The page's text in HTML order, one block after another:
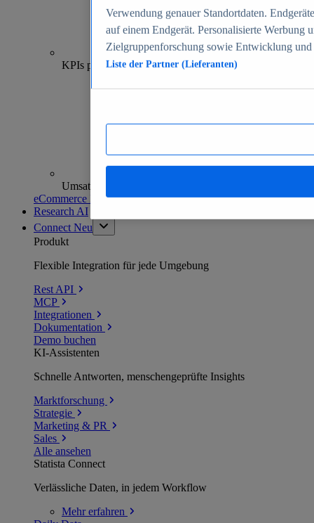
70+
KPIs pro Shop
Umsatzanalysen und -prognosen
eCommerce Insights entdecken
Research AI
Connect Neu
Produkt
Flexible Integration für jede Umgebung
Rest API
MCP
Integrationen
Dokumentation
Demo buchen
KI-Assistenten
Schnelle Antworten, menschengeprüfte Insights
Marktforschung
Strategie
Marketing & PR
Sales
Alle ansehen
Statista Connect
Verlässliche Daten, in jedem Workflow
Mehrerfahren
Verwendung genauer Standortdaten.
auf einem Endgerät. Personalisierte Werbung
Zielgruppenforschung sowie Entwicklung
Liste der Partner (Lieferanten)